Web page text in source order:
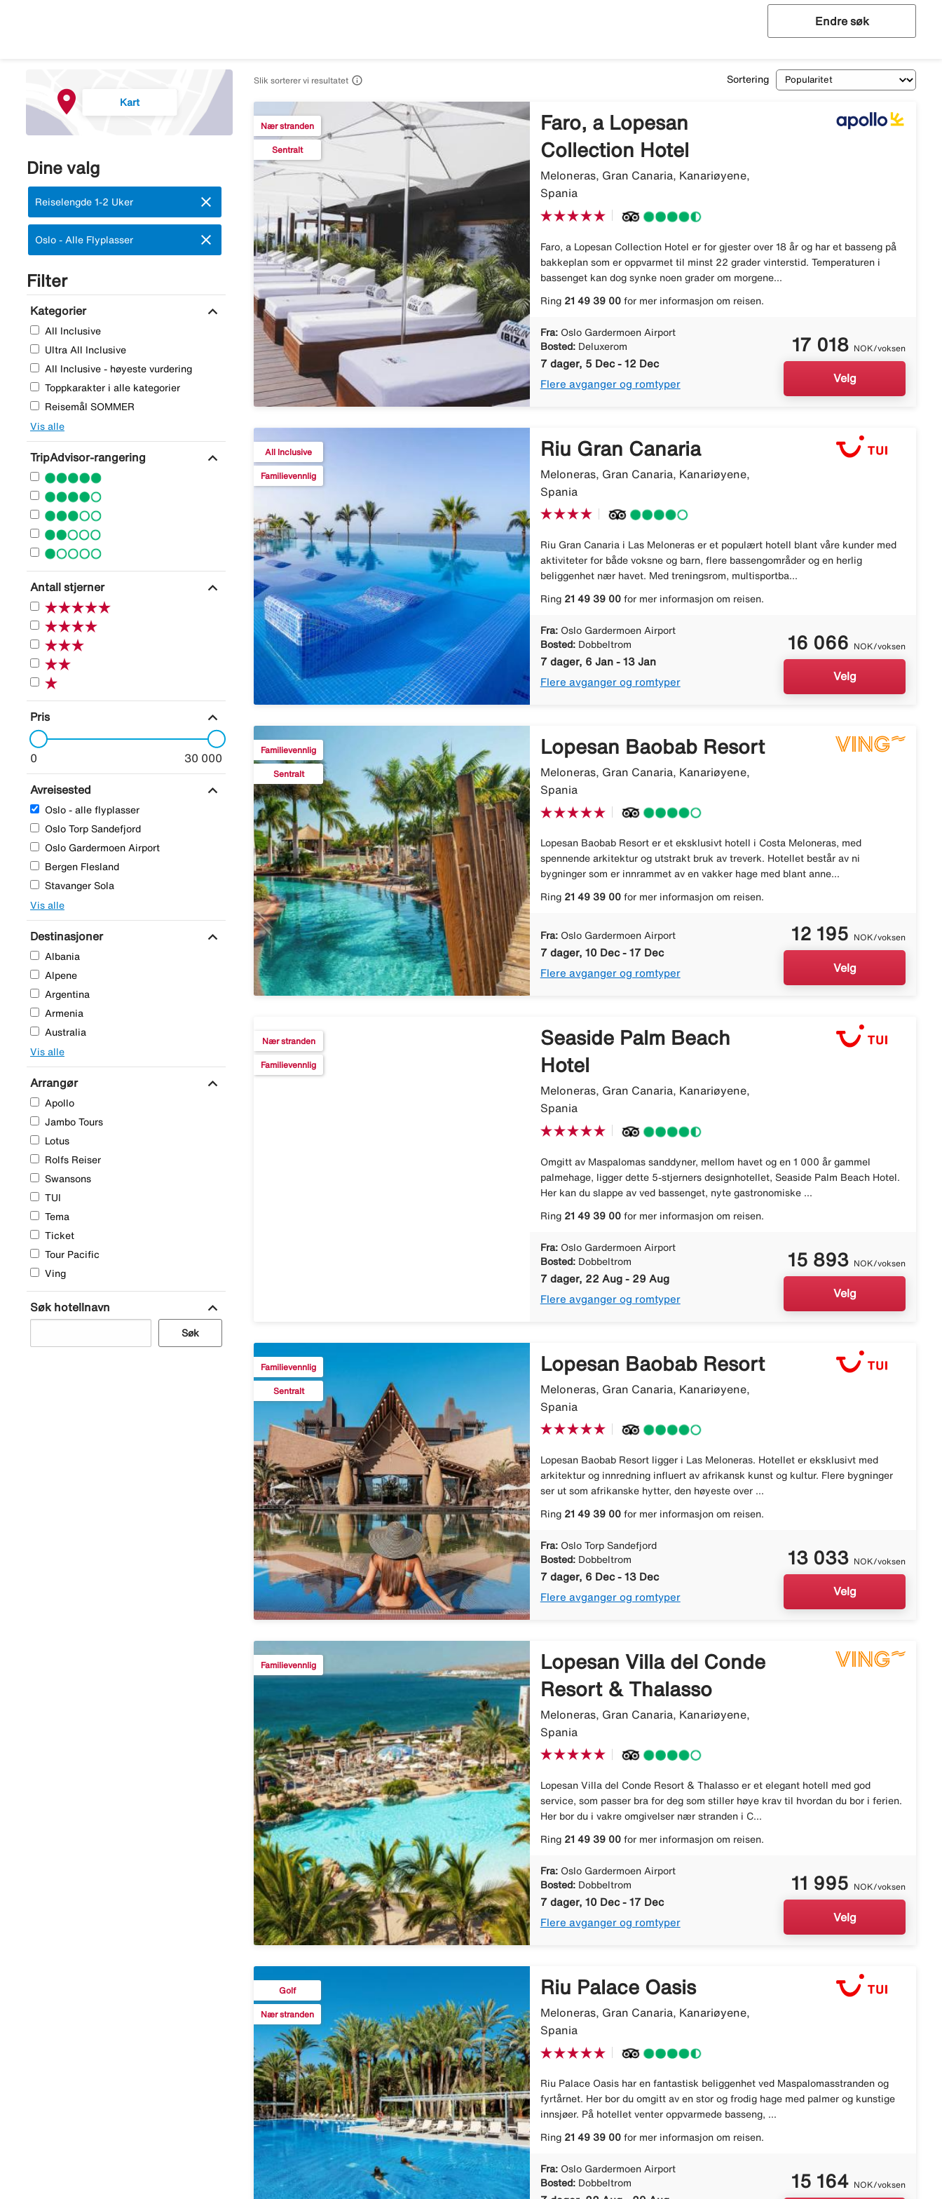
Endre søk
Kart
Dine valg
Fjern:
Reiselengde 1-2 Uker close
Fjern:
Oslo - Alle Flyplasser close
Filter
Kategorier expand_more
All Inclusive
Ultra All Inclusive
All Inclusive - høyeste vurdering
Toppkarakter i alle kategorier
Reisemål SOMMER
Vis alle
TripAdvisor-rangering expand_more
Antall stjerner expand_more
Pris expand_more
0 30 000
Avreisested expand_more
Oslo - alle flyplasser
Oslo Torp Sandefjord
Oslo Gardermoen Airport
Bergen Flesland
Stavanger Sola
Vis alle
Destinasjoner expand_more
Albania
Alpene
Argentina
Armenia
Australia
Vis alle
Arrangør expand_more
Apollo
Jambo Tours
Lotus
Rolfs Reiser
Swansons
TUI
Tema
Ticket
Tour Pacific
Ving
Søk hotellnavn expand_more
Søk
Slik sorterer vi resultatet  Sortering
Nær stranden
Sentralt
Faro, a Lopesan
Collection Hotel
Meloneras, Gran Canaria, Kanariøyene,
Spania
Faro, a Lopesan Collection Hotel er for gjester over 18 år og har et basseng på
bakkeplan som er oppvarmet til minst 22 grader vinterstid. Temperaturen i
bassenget kan dog synke noen grader om morgene...
Ring 21 49 39 00for mer informasjon om reisen.
Fra: Oslo Gardermoen Airport
Bosted: Deluxerom
7 dager, 5 Dec - 12 Dec
Flere avganger og romtyper
17 018 NOK/voksen
Velg
All Inclusive
Familievennlig
Riu Gran Canaria
Meloneras, Gran Canaria, Kanariøyene,
Spania
Riu Gran Canaria i Las Meloneras er et populært hotell blant våre kunder med
aktiviteter for både voksne og barn, flere bassengområder og en herlig
beliggenhet nær havet. Med treningsrom, multisportba...
Ring 21 49 39 00for mer informasjon om reisen.
Fra: Oslo Gardermoen Airport
Bosted: Dobbeltrom
7 dager, 6 Jan - 13 Jan
Flere avganger og romtyper
16 066 NOK/voksen
Velg
Familievennlig
Sentralt
Lopesan Baobab Resort
Meloneras, Gran Canaria, Kanariøyene,
Spania
Lopesan Baobab Resort er et eksklusivt hotell i Costa Meloneras, med
spennende arkitektur og utstrakt bruk av treverk. Hotellet består av ni
bygninger som er innrammet av en vakker hage med blant anne...
Ring 21 49 39 00for mer informasjon om reisen.
Fra: Oslo Gardermoen Airport
7 dager, 10 Dec - 17 Dec
Flere avganger og romtyper
12 195 NOK/voksen
Velg
Nær stranden
Familievennlig
Seaside Palm Beach
Hotel
Meloneras, Gran Canaria, Kanariøyene,
Spania
Omgitt av Maspalomas sanddyner, mellom havet og en 1 000 år gammel
palmehage, ligger dette 5-stjerners designhotellet, Seaside Palm Beach Hotel.
Her kan du slappe av ved bassenget, nyte gastronomiske ...
Ring 21 49 39 00for mer informasjon om reisen.
Fra: Oslo Gardermoen Airport
Bosted: Dobbeltrom
7 dager, 22 Aug - 29 Aug
Flere avganger og romtyper
15 893 NOK/voksen
Velg
Familievennlig
Sentralt
Lopesan Baobab Resort
Meloneras, Gran Canaria, Kanariøyene,
Spania
Lopesan Baobab Resort ligger i Las Meloneras. Hotellet er eksklusivt med
arkitektur og innredning influert av afrikansk kunst og kultur. Flere bygninger
ser ut som afrikanske hytter, den høyeste over ...
Ring 21 49 39 00for mer informasjon om reisen.
Fra: Oslo Torp Sandefjord
Bosted: Dobbeltrom
7 dager, 6 Dec - 13 Dec
Flere avganger og romtyper
13 033 NOK/voksen
Velg
Familievennlig
Lopesan Villa del Conde
Resort & Thalasso
Meloneras, Gran Canaria, Kanariøyene,
Spania
Lopesan Villa del Conde Resort & Thalasso er et elegant hotell med god
service, som passer bra for deg som stiller høye krav til hvordan du bor i ferien.
Her bor du i vakre omgivelser nær stranden i C...
Ring 21 49 39 00for mer informasjon om reisen.
Fra: Oslo Gardermoen Airport
Bosted: Dobbeltrom
7 dager, 10 Dec - 17 Dec
Flere avganger og romtyper
11 995 NOK/voksen
Velg
Golf
Nær stranden
Riu Palace Oasis
Meloneras, Gran Canaria, Kanariøyene,
Spania
Riu Palace Oasis har en fantastisk beliggenhet ved Maspalomasstranden og
fyrtårnet. Her bor du omgitt av en stor og frodig hage med palmer og kunstige
innsjøer. På hotellet venter oppvarmede basseng, ...
Ring 21 49 39 00for mer informasjon om reisen.
Fra: Oslo Gardermoen Airport
Bosted: Dobbeltrom 15 164 NOK/voksen